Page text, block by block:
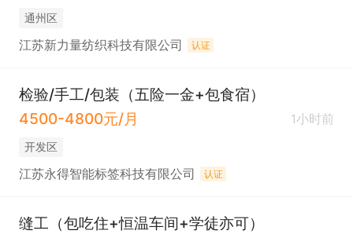
通州区
江苏新力量纺织科技有限公司 认证
检验/手工/包装（五险一金+包食宿）
4500-4800元/月
1小时前
开发区
江苏永得智能标签科技有限公司 认证
缝工（包吃住+恒温车间+学徒亦可）